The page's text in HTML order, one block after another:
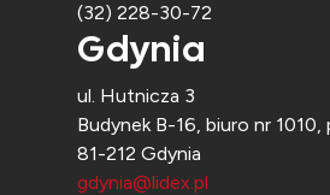
(32) 228-30-72
Gdynia
ul. Hutnicza 3
Budynek B-16, biuro nr 1010,
81-212 Gdynia
gdynia@lidex.pl